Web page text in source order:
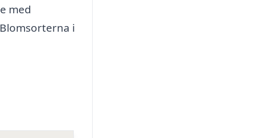
med
i